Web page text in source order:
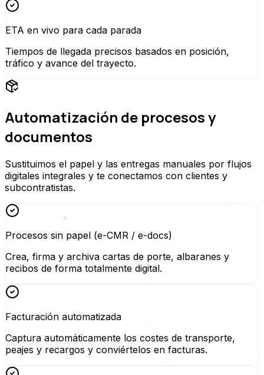
ETA en vivo para cada parada
Tiempos de llegada precisos basados en posición,
tráfico y avance del trayecto.
Automatización de procesos y
documentos
Sustituimos el papel y las entregas manuales por flujos
digitales integrales y te conectamos con clientes y
subcontratistas.
Procesos sin papel (e-CMR / e-docs)
Crea, firma y archiva cartas de porte, albaranes y
recibos de forma totalmente digital.
Facturación automatizada
Captura automáticamente los costes de transporte,
peajes y recargos y conviértelos en facturas.